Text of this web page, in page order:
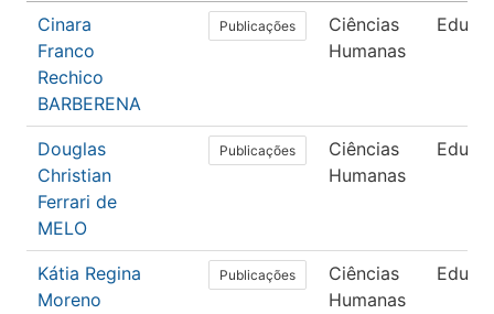
Cinara
Franco
Rechico
BARBERENA
Publicações
Ciências
Humanas
Douglas
Christian
Ferrari de
MELO
Publicações
Ciências
Humanas
Kátia Regina
Moreno
Publicações
Ciências
Humanas